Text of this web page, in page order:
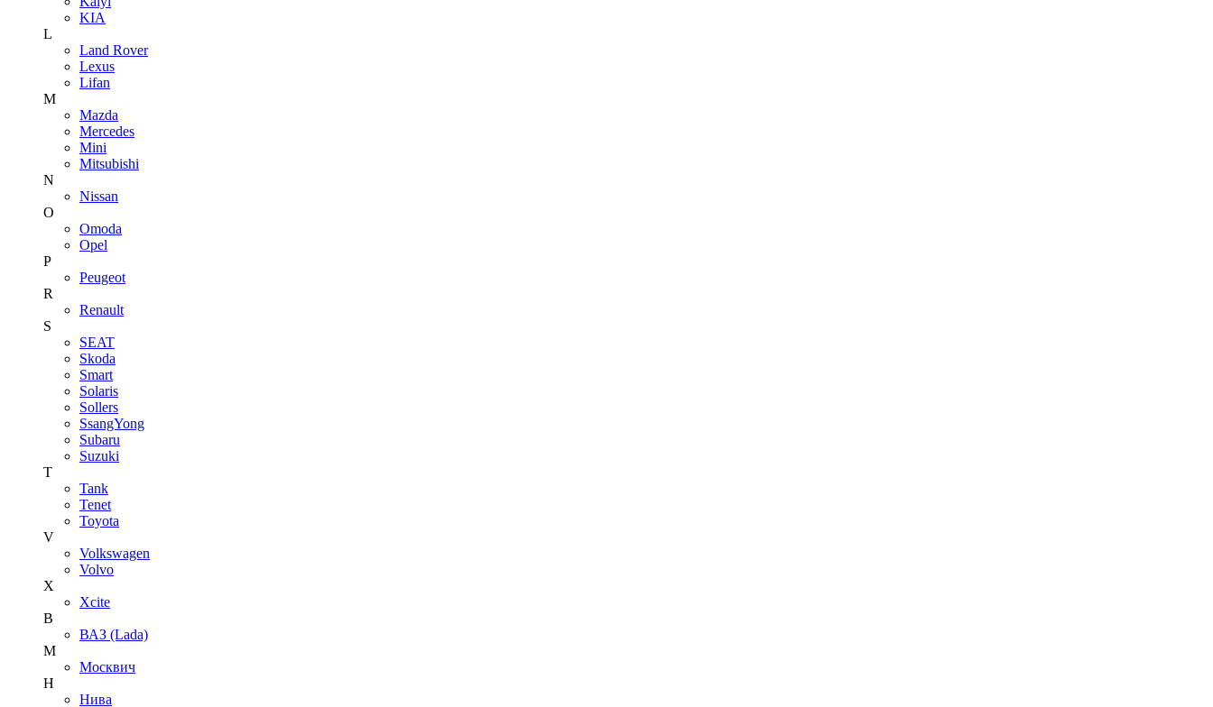
KIA
L
Land Rover
Lexus
Lifan
M
Mazda
Mercedes
Mini
Mitsubishi
N
Nissan
O
Omoda
Opel
P
Peugeot
R
Renault
S
SEAT
Skoda
Smart
Solaris
Sollers
SsangYong
Subaru
Suzuki
T
Tank
Tenet
Toyota
V
Volkswagen
Volvo
X
Xcite
В
ВАЗ (Lada)
М
Москвич
Н
Нива